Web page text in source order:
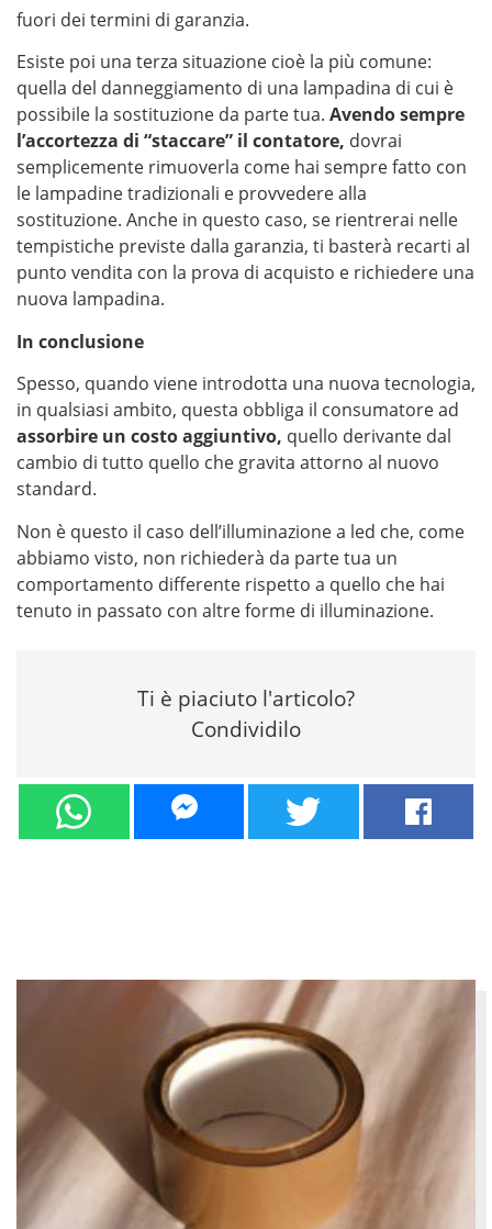
fuori dei termini di garanzia.
Esiste poi una terza situazione cioè la più comune:
quella del danneggiamento di una lampadina di cui è
possibile la sostituzione da parte tua. Avendo sempre
l’accortezza di “staccare” il contatore, dovrai
semplicemente rimuoverla come hai sempre fatto con
le lampadine tradizionali e provvedere alla
sostituzione. Anche in questo caso, se rientrerai nelle
tempistiche previste dalla garanzia, ti basterà recarti al
punto vendita con la prova di acquisto e richiedere una
nuova lampadina.
In conclusione
Spesso, quando viene introdotta una nuova tecnologia,
in qualsiasi ambito, questa obbliga il consumatore ad
assorbire un costo aggiuntivo, quello derivante dal
cambio di tutto quello che gravita attorno al nuovo
standard.
Non è questo il caso dell’illuminazione a led che, come
abbiamo visto, non richiederà da parte tua un
comportamento differente rispetto a quello che hai
tenuto in passato con altre forme di illuminazione.
Ti è piaciuto l'articolo?
Condividilo